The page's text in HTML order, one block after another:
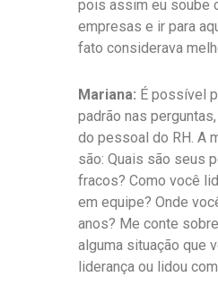
pois assim eu soube
empresas e ir para
fato considerava
Mariana: É possível
padrão nas
do pessoal do RH. A
são: Quais são seus
fracos? Como você
em equipe? Onde
anos? Me conte
alguma situação que
liderança ou lidou